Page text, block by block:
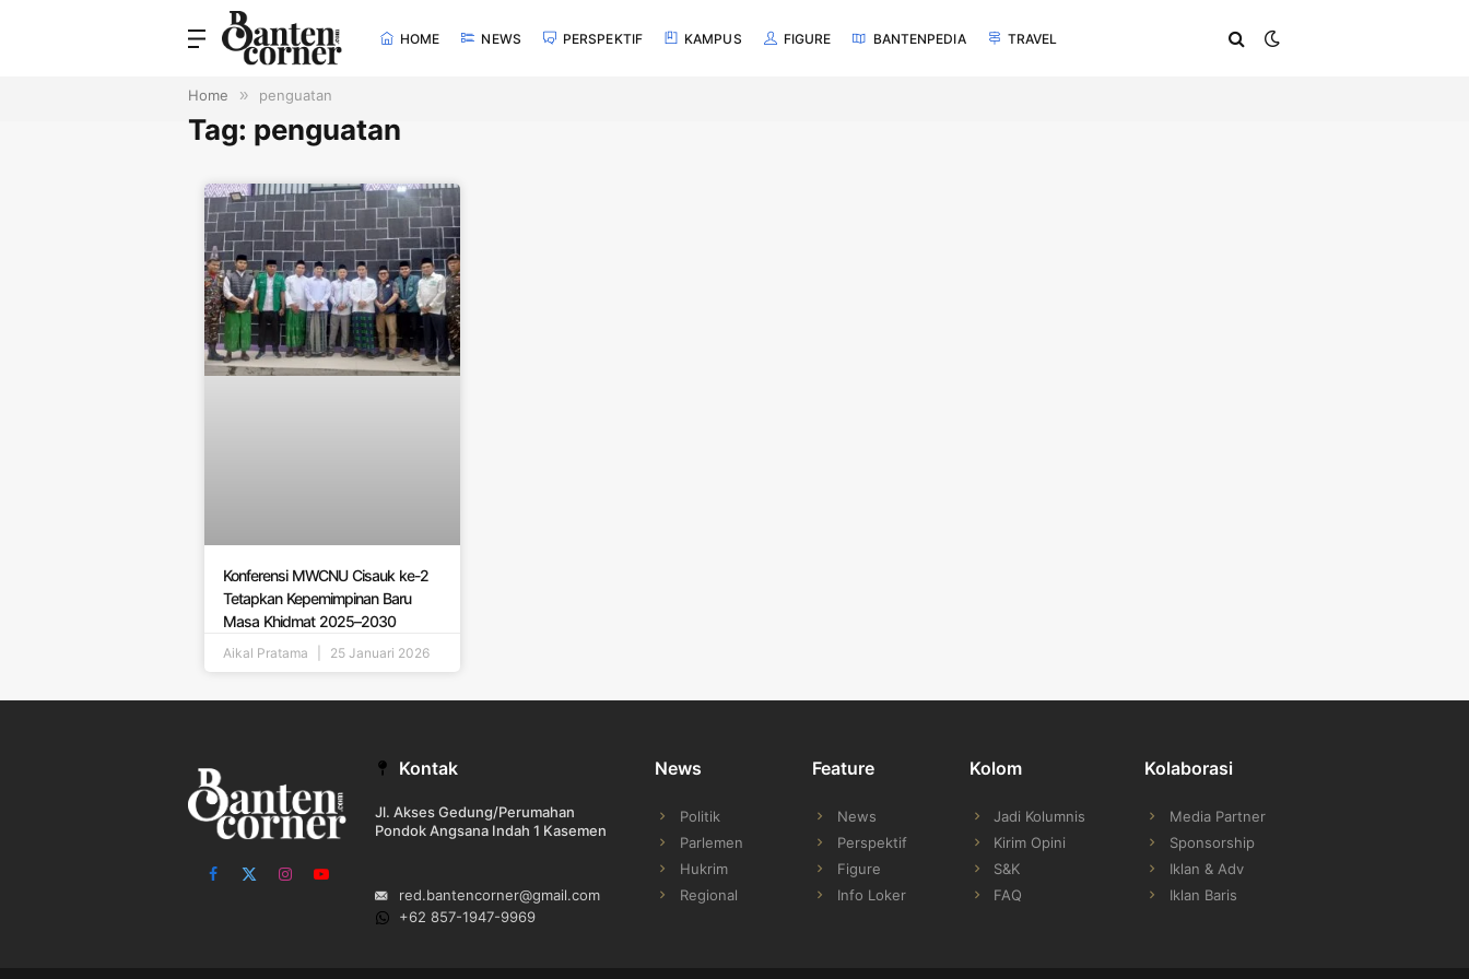
HOME NEWS PERSPEKTIF KAMPUS FIGURE BANTENPEDIA TRAVEL
Home » penguatan
Tag: penguatan
Konferensi MWCNU Cisauk ke-2
Tetapkan Kepemimpinan Baru
Masa Khidmat 2025–2030
Aikal Pratama 25 Januari 2026
Facebook
X
InstagramYouTube
Kontak
Jl. Akses Gedung/Perumahan
Pondok Angsana Indah 1 Kasemen
red.bantencorner@gmail.com
+62 857-1947-9969
News
Politik
Parlemen
Hukrim
Regional
Feature
News
Perspektif
Figure
Info Loker
Kolom
Jadi Kolumnis
Kirim Opini
S&K
FAQ
Kolaborasi
Media Partner
Sponsorship
Iklan & Adv
Iklan Baris